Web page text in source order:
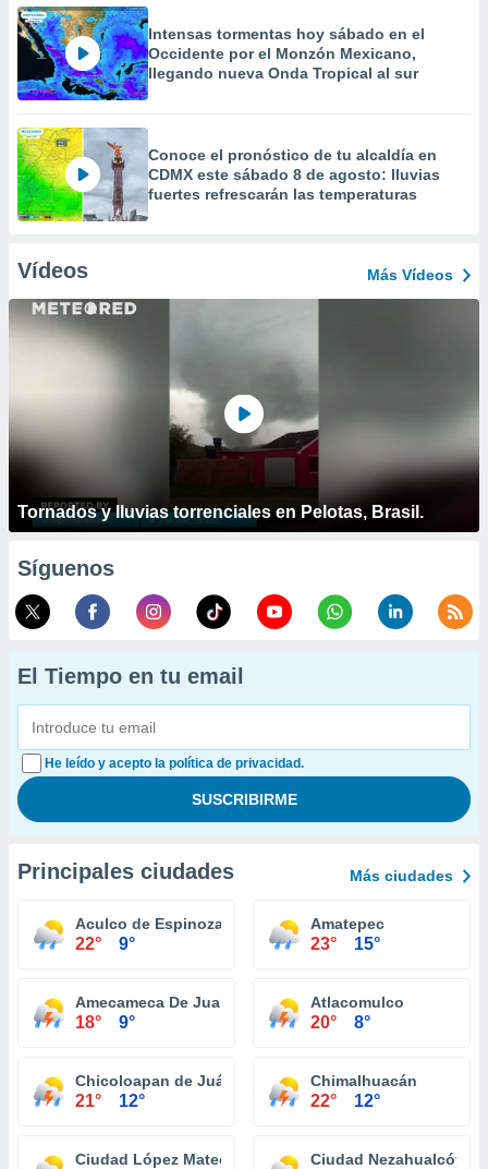
Intensas tormentas hoy sábado en el
Occidente por el Monzón Mexicano,
llegando nueva Onda Tropical al sur
Conoce el pronóstico de tu alcaldía en
CDMX este sábado 8 de agosto: lluvias
fuertes refrescarán las temperaturas
Vídeos Más Vídeos
Tornados y lluvias torrenciales en Pelotas, Brasil.
Síguenos
El Tiempo en tu email
He leído y acepto la política de privacidad.
Principales ciudades Más ciudades
Aculco de Espinoza
22° 9°
Amatepec
23° 15°
Amecameca De Juarez
18° 9°
Atlacomulco
20° 8°
Chicoloapan de Juárez
21° 12°
Chimalhuacán
22° 12°
Ciudad López Mateos Ciudad Nezahualcóyotl